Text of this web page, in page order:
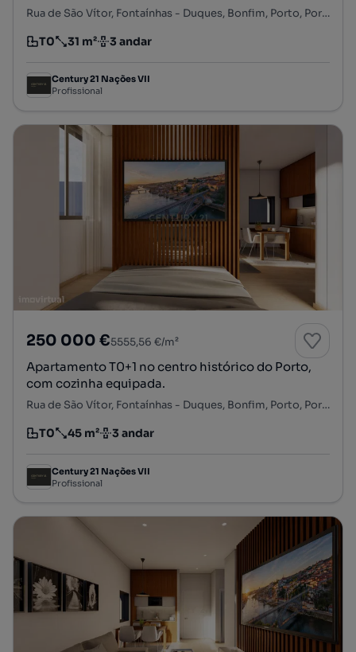
Rua de São Vítor, Fontaínhas - Duques, Bonfim, Porto, Porto
Tipologia
T0
Preço por metro quadrado
31 m²
Andar 3 andar
Century 21 Nações VII
Profissional
250 000 €5555,56 €/m²
Apartamento T0+1 no centro histórico do Porto,
com cozinha equipada.
Rua de São Vítor, Fontaínhas - Duques, Bonfim, Porto, Porto
Tipologia
T0
Preço por metro quadrado
45 m²
Andar 3 andar
Century 21 Nações VII
Profissional